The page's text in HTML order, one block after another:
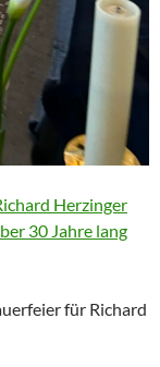
Herzinger
30 Jahre lang
für Richard